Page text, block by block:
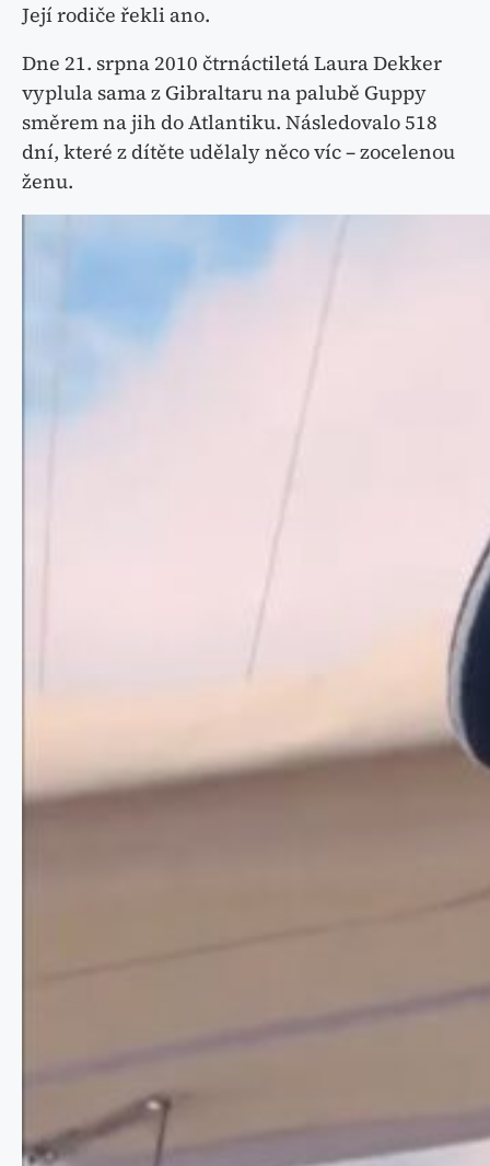
Její rodiče řekli ano.
Dne 21. srpna 2010 čtrnáctiletá Laura Dekker
vyplula sama z Gibraltaru na palubě Guppy
směrem na jih do Atlantiku. Následovalo 518
dní, které z dítěte udělaly něco víc – zocelenou
ženu.